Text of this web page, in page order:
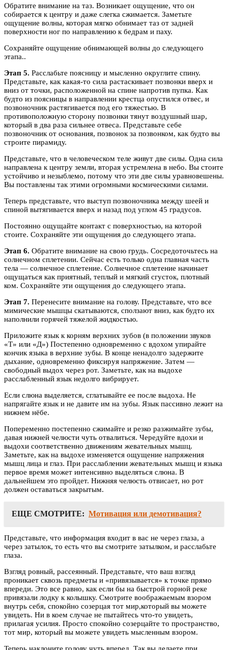
Обратите внимание на таз. Возникает ощущение, что он
собирается к центру и даже слегка сжимается. Заметьте
ощущение волны, которая мягко обнимает таз от задней
поверхности ног по направлению к бедрам и паху.
Сохраняйте ощущение обнимающей волны до следующего
этапа..
Этап 5. Расслабьте поясницу и мысленно округлите спину.
Представьте, как какая-то сила растаскивает позвонки вверх и
вниз от точки, расположенной на спине напротив пупка. Как
будто из поясницы в направлении крестца опустился отвес, и
позвоночник растягивается под его тяжестью. В
противоположную сторону позвонки тянут воздушный шар,
который в два раза сильнее отвеса. Представьте себе
позвоночник от основания, позвонок за позвонком, как будто вы
строите пирамиду.
Представьте, что в человеческом теле живут две силы. Одна сила
направлена к центру земли, вторая устремлена в небо. Вы стоите
устойчиво и незыблемо, потому что эти две силы уравновешены.
Вы поставлены так этими огромными космическими силами.
Теперь представьте, что выступ позвоночника между шеей и
спиной вытягивается вверх и назад под углом 45 градусов.
Постоянно ощущайте контакт с поверхностью, на которой
стоите. Сохраняйте эти ощущения до следующего этапа.
Этап 6. Обратите внимание на свою грудь. Сосредоточьтесь на
солнечном сплетении. Сейчас есть только одна главная часть
тела — солнечное сплетение. Солнечное сплетение начинает
ощущаться как приятный, теплый и мягкий сгусток, плотный
ком. Сохраняйте эти ощущения до следующего этапа.
Этап 7. Перенесите внимание на голову. Представьте, что все
мимические мышцы скатываются, сползают вниз, как будто их
наполнили горячей тяжелой жидкостью.
Приложите язык к корням верхних зубов (в положении звуков
«Т» или «Д») Постепенно одновременно с вдохом упирайте
кончик языка в верхние зубы. В конце ненадолго задержите
дыхание, одновременно фиксируя напряжение. Затем —
свободный выдох через рот. Заметьте, как на выдохе
расслабленный язык недолго вибрирует.
Если слюна выделяется, сглатывайте ее после выдоха. Не
напрягайте язык и не давите им на зубы. Язык пассивно лежит на
нижнем нёбе.
Попеременно постепенно сжимайте и резко разжимайте зубы,
давая нижней челюсти чуть отвалиться. Чередуйте вдохи и
выдохи соответственно движениям жевательных мышц.
Заметьте, как на выдохе изменяется ощущение напряжения
мышц лица и глаз. При расслаблении жевательных мышц и языка
первое время может интенсивно выделяться слюна. В
дальнейшем это пройдет. Нижняя челюсть отвисает, но рот
должен оставаться закрытым.
ЕЩЕ СМОТРИТЕ: Мотивация или демотивация?
Представьте, что информация входит в вас не через глаза, а
через затылок, то есть что вы смотрите затылком, и расслабьте
глаза.
Взгляд ровный, рассеянный. Представьте, что ваш взгляд
проникает сквозь предметы и «привязывается» к точке прямо
впереди. Это все равно, как если бы на быстрой горной реке
привязали лодку к колышку. Смотрите воображаемым взором
внутрь себя, спокойно созерцая тот мир,который вы можете
увидеть. Ни в коем случае не пытайтесь что-то увидеть,
прилагая усилия. Просто спокойно созерцайте то пространство,
тот мир, который вы можете увидеть мысленным взором.